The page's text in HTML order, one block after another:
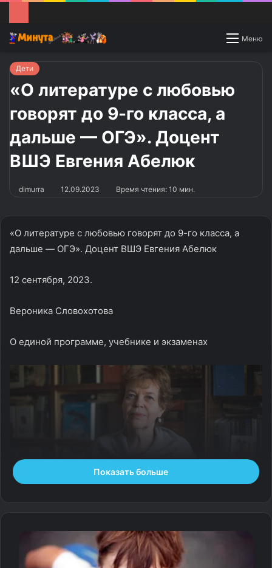
Меню
Switch
Дети
«О литературе с любовью
говорят до 9-го класса, а
дальше — ОГЭ». Доцент
ВШЭ Евгения Абелюк
dimurra 12.09.2023 Время чтения: 10 мин.
«О литературе с любовью говорят до 9-го класса, а
дальше — ОГЭ». Доцент ВШЭ Евгения Абелюк
12 сентября, 2023.
Вероника Словохотова
О единой программе, учебнике и экзаменах
Фото: Жанна Фашаян
Показать больше